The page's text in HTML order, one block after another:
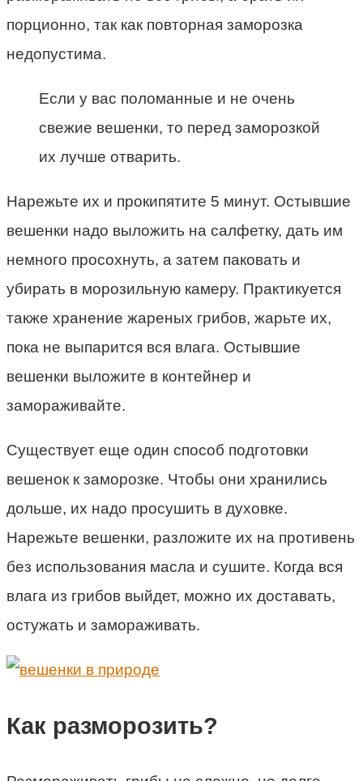
порционно, так как повторная заморозка
недопустима.
Если у вас поломанные и не очень
свежие вешенки, то перед заморозкой
их лучше отварить.
Нарежьте их и прокипятите 5 минут. Остывшие
вешенки надо выложить на салфетку, дать им
немного просохнуть, а затем паковать и
убирать в морозильную камеру. Практикуется
также хранение жареных грибов, жарьте их,
пока не выпарится вся влага. Остывшие
вешенки выложите в контейнер и
замораживайте.
Существует еще один способ подготовки
вешенок к заморозке. Чтобы они хранились
дольше, их надо просушить в духовке.
Нарежьте вешенки, разложите их на противень
без использования масла и сушите. Когда вся
влага из грибов выйдет, можно их доставать,
остужать и замораживать.
Как разморозить?